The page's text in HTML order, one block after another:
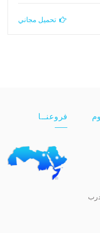
تحميل مجاني
فروعنــا